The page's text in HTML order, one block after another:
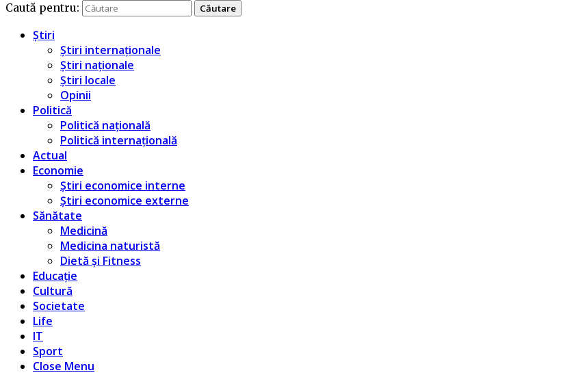
Caută pentru:
Știri
Știri internaționale
Știri naționale
Știri locale
Opinii
Politică
Politică națională
Politică internațională
Actual
Economie
Știri economice interne
Știri economice externe
Sănătate
Medicină
Medicina naturistă
Dietă și Fitness
Educație
Cultură
Societate
Life
IT
Sport
Close Menu